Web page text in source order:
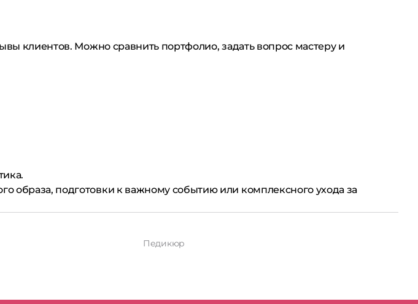
клиентов. Можно сравнить портфолио, задать вопрос мастеру и
образа, подготовки к важному событию или комплексного ухода за
Педикюр